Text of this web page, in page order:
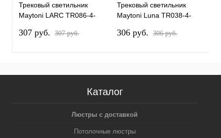
Трековый светильник
Maytoni LARC TR086-4-
307 pуб. 307 pуб.
Трековый светильник
Maytoni Luna TR038-4-
306 pуб. 306 pуб.
Каталог
Люстры с доставкой
Потолочные люстры